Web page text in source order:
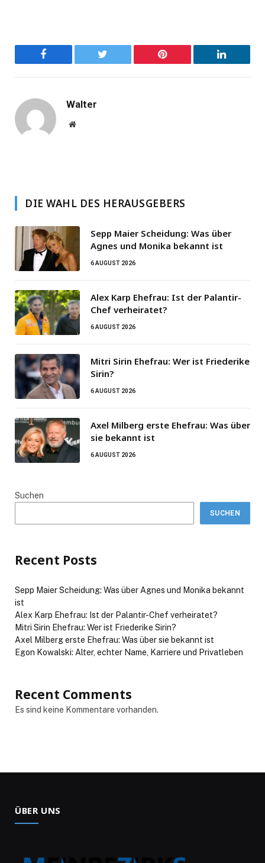
Facebook Twitter Pinterest LinkedIn
Walter
Website
DIE WAHL DES HERAUSGEBERS
Sepp Maier Scheidung: Was über
Agnes und Monika bekannt ist
6 AUGUST 2026
Alex Karp Ehefrau: Ist der Palantir-
Chef verheiratet?
6 AUGUST 2026
Mitri Sirin Ehefrau: Wer ist Friederike
Sirin?
6 AUGUST 2026
Axel Milberg erste Ehefrau: Was über
sie bekannt ist
6 AUGUST 2026
Suchen
SUCHEN
Recent Posts
Sepp Maier Scheidung: Was über Agnes und Monika bekannt
ist
Alex Karp Ehefrau: Ist der Palantir-Chef verheiratet?
Mitri Sirin Ehefrau: Wer ist Friederike Sirin?
Axel Milberg erste Ehefrau: Was über sie bekannt ist
Egon Kowalski: Alter, echter Name, Karriere und Privatleben
Recent Comments
Es sind keine Kommentare vorhanden.
ÜBER UNS